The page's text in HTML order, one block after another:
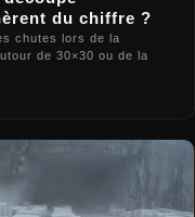
du chiffre ?
chutes lors de la
de 30×30 ou de la